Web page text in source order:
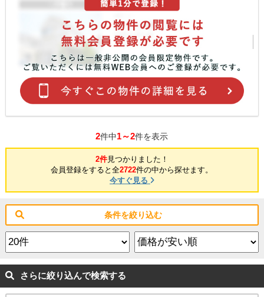
2件中1～2件を表示
2件見つかりました！
会員登録をすると全2722件の中から探せます。
今すぐ見る
条件を絞り込む
さらに絞り込んで検索する